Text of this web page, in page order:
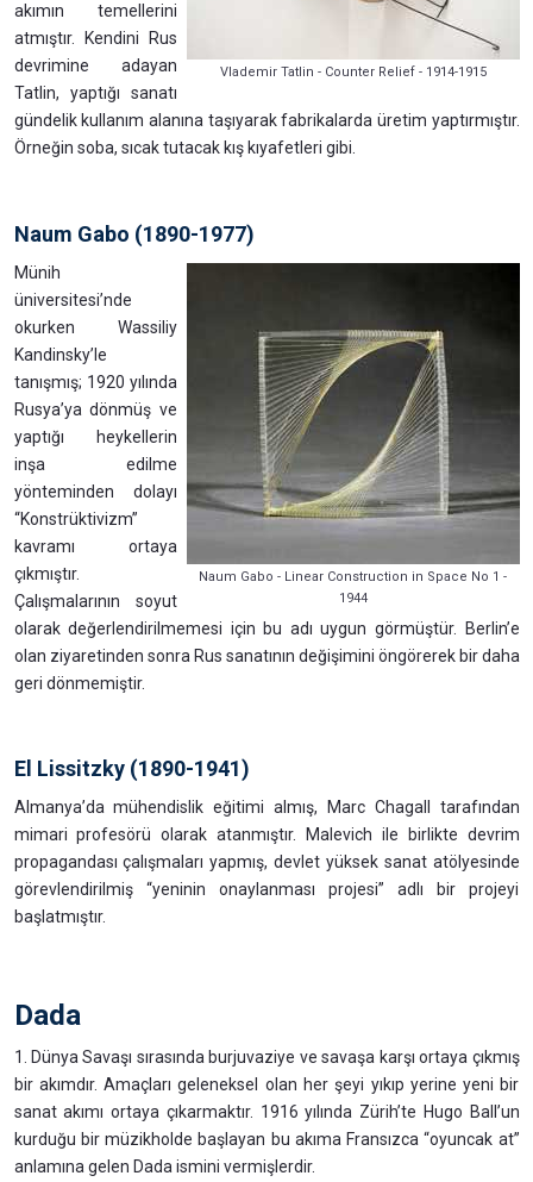
Vlademir Tatlin - Counter Relief - 1914-1915
akımın temellerini
atmıştır. Kendini Rus
devrimine adayan
Tatlin, yaptığı sanatı
gündelik kullanım alanına taşıyarak fabrikalarda üretim yaptırmıştır.
Örneğin soba, sıcak tutacak kış kıyafetleri gibi.
Naum Gabo (1890-1977)
Naum Gabo - Linear Construction in Space No 1 -
1944
Münih
üniversitesi’nde
okurken Wassiliy
Kandinsky’le
tanışmış; 1920 yılında
Rusya’ya dönmüş ve
yaptığı heykellerin
inşa edilme
yönteminden dolayı
“Konstrüktivizm”
kavramı ortaya
çıkmıştır.
Çalışmalarının soyut
olarak değerlendirilmemesi için bu adı uygun görmüştür. Berlin’e
olan ziyaretinden sonra Rus sanatının değişimini öngörerek bir daha
geri dönmemiştir.
El Lissitzky (1890-1941)
Almanya’da mühendislik eğitimi almış, Marc Chagall tarafından
mimari profesörü olarak atanmıştır. Malevich ile birlikte devrim
propagandası çalışmaları yapmış, devlet yüksek sanat atölyesinde
görevlendirilmiş “yeninin onaylanması projesi” adlı bir projeyi
başlatmıştır.
Dada
1. Dünya Savaşı sırasında burjuvaziye ve savaşa karşı ortaya çıkmış
bir akımdır. Amaçları geleneksel olan her şeyi yıkıp yerine yeni bir
sanat akımı ortaya çıkarmaktır. 1916 yılında Zürih’te Hugo Ball’un
kurduğu bir müzikholde başlayan bu akıma Fransızca “oyuncak at”
anlamına gelen Dada ismini vermişlerdir.